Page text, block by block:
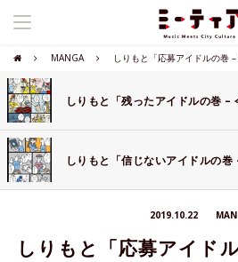
MANGA しりもと「応募アイドルの巻 –
しりもと「残ったアイドルの巻 –
しりもと「信じないアイドルの巻
2019.10.22
しりもと「応募アイド